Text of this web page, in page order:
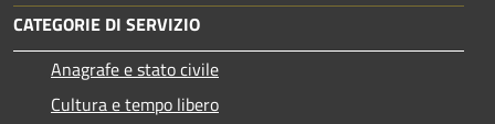
CATEGORIE DI SERVIZIO
Anagrafe e stato civile
Cultura e tempo libero